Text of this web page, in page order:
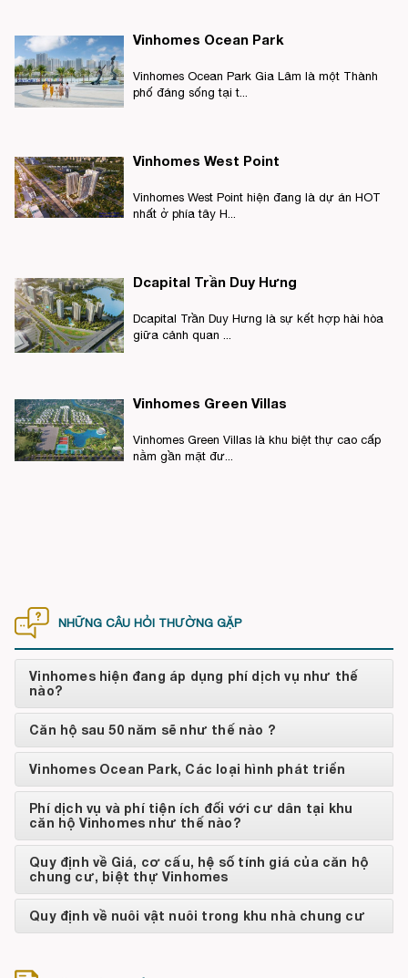
Vinhomes Ocean Park
Vinhomes Ocean Park Gia Lâm là một Thành
phố đáng sống tại t...
Vinhomes West Point
Vinhomes West Point hiện đang là dự án HOT
nhất ở phía tây H...
Dcapital Trần Duy Hưng
Dcapital Trần Duy Hưng là sự kết hợp hài hòa
giữa cảnh quan ...
Vinhomes Green Villas
Vinhomes Green Villas là khu biệt thự cao cấp
nằm gần mặt đư...
NHỮNG CÂU HỎI THƯỜNG GẶP
Vinhomes hiện đang áp dụng phí dịch vụ như thế
nào?
Căn hộ sau 50 năm sẽ như thế nào ?
Vinhomes Ocean Park, Các loại hình phát triển
Phí dịch vụ và phí tiện ích đối với cư dân tại khu
căn hộ Vinhomes như thế nào?
Quy định về Giá, cơ cấu, hệ số tính giá của căn hộ
chung cư, biệt thự Vinhomes
Quy định về nuôi vật nuôi trong khu nhà chung cư